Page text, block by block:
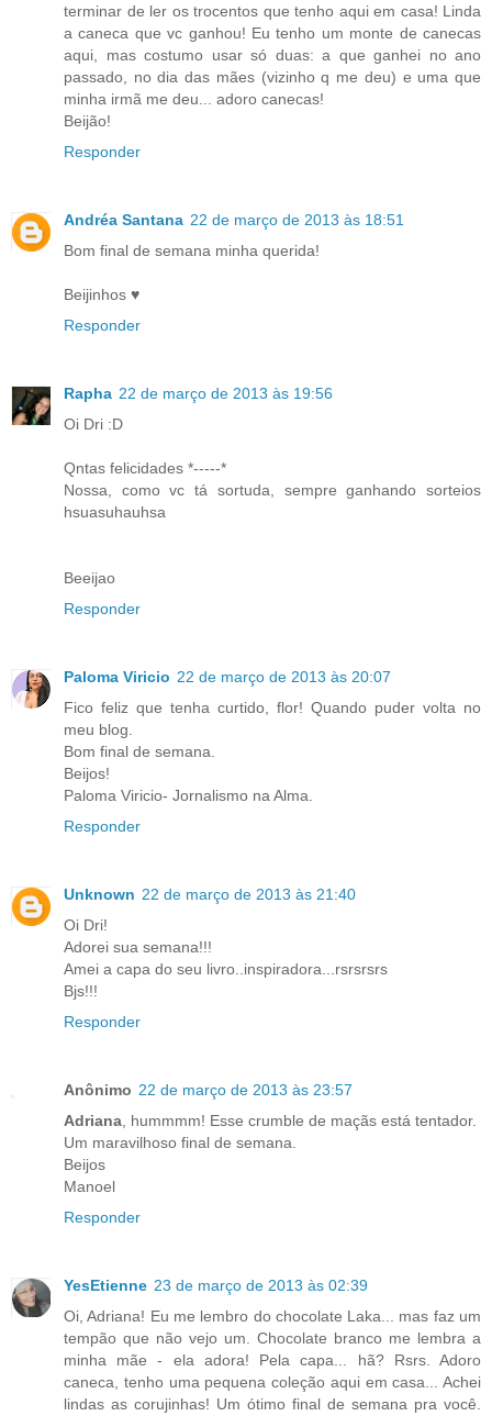
terminar de ler os trocentos que tenho aqui em casa! Linda
a caneca que vc ganhou! Eu tenho um monte de canecas
aqui, mas costumo usar só duas: a que ganhei no ano
passado, no dia das mães (vizinho q me deu) e uma que
minha irmã me deu... adoro canecas!
Beijão!
Responder
Andréa Santana 22 de março de 2013 às 18:51
Bom final de semana minha querida!
Beijinhos ♥
Responder
Rapha 22 de março de 2013 às 19:56
Oi Dri :D
Qntas felicidades *-----*
Nossa, como vc tá sortuda, sempre ganhando sorteios
hsuasuhauhsa
Beeijao
Responder
Paloma Viricio 22 de março de 2013 às 20:07
Fico feliz que tenha curtido, flor! Quando puder volta no
meu blog.
Bom final de semana.
Beijos!
Paloma Viricio- Jornalismo na Alma.
Responder
Unknown 22 de março de 2013 às 21:40
Oi Dri!
Adorei sua semana!!!
Amei a capa do seu livro..inspiradora...rsrsrsrs
Bjs!!!
Responder
Anônimo 22 de março de 2013 às 23:57
Adriana, hummmm! Esse crumble de maçãs está tentador.
Um maravilhoso final de semana.
Beijos
Manoel
Responder
YesEtienne 23 de março de 2013 às 02:39
Oi, Adriana! Eu me lembro do chocolate Laka... mas faz um
tempão que não vejo um. Chocolate branco me lembra a
minha mãe - ela adora! Pela capa... hã? Rsrs. Adoro
caneca, tenho uma pequena coleção aqui em casa... Achei
lindas as corujinhas! Um ótimo final de semana pra você.